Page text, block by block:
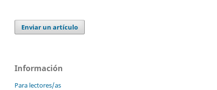
Enviar un artículo
Información
Para lectores/as